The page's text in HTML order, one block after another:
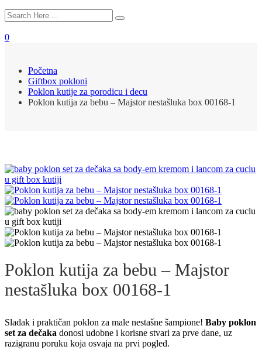
0
Početna
Giftbox pokloni
Poklon kutije za porodicu i decu
Poklon kutija za bebu – Majstor nestašluka box 00168-1
Poklon kutija za bebu – Majstor
nestašluka box 00168-1
Sladak i praktičan poklon za male nestašne šampione! Baby poklon
set za dečaka donosi udobne i korisne stvari za prve dane, uz
razigranu poruku koja osvaja na prvi pogled.